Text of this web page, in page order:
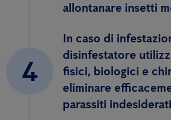
allontanare insetti
4
In caso di
disinfestatore
fisici, biologici e
eliminare
parassiti